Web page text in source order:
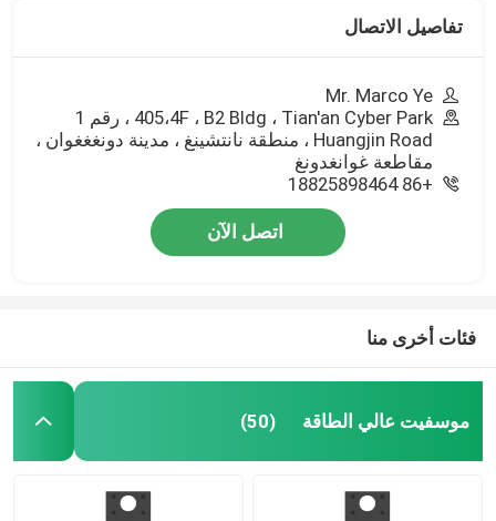
تفاصيل الاتصال
Mr. Marco Ye
405،4F ، B2 Bldg ، Tian'an Cyber Park ، رقم 1
Huangjin Road ، منطقة نانتشينغ ، مدينة دونغغغوان ،
مقاطعة غوانغدونغ
+86 18825898464
اتصل الآن
فئات أخرى منا
موسفيت عالي الطاقة (50)